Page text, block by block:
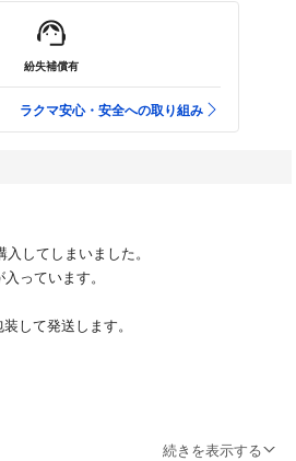
紛失補償有
ラクマ安心・安全への取り組み
してしまいました。
っています。
して発送します。
続きを表示する